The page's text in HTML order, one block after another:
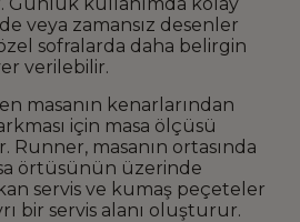
veya zamansız desenler
sofralarda daha belirgin
verilebilir.
masanın kenarlarından
için masa ölçüsü
Runner, masanın ortasında
örtüsünün üzerinde
servis ve kumaş peçeteler
bir servis alanı oluşturur.